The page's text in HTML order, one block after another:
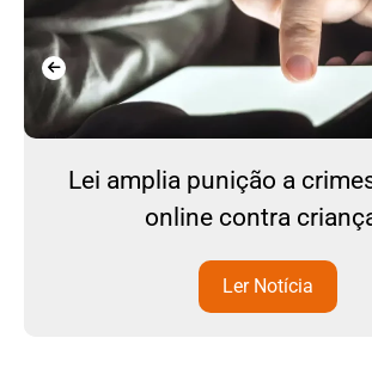
Lei amplia punição a
online contra
Ler Notícia